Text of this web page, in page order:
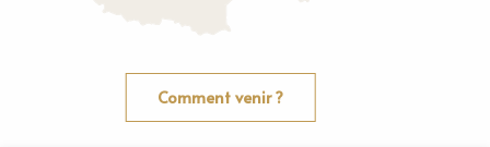
Comment venir ?